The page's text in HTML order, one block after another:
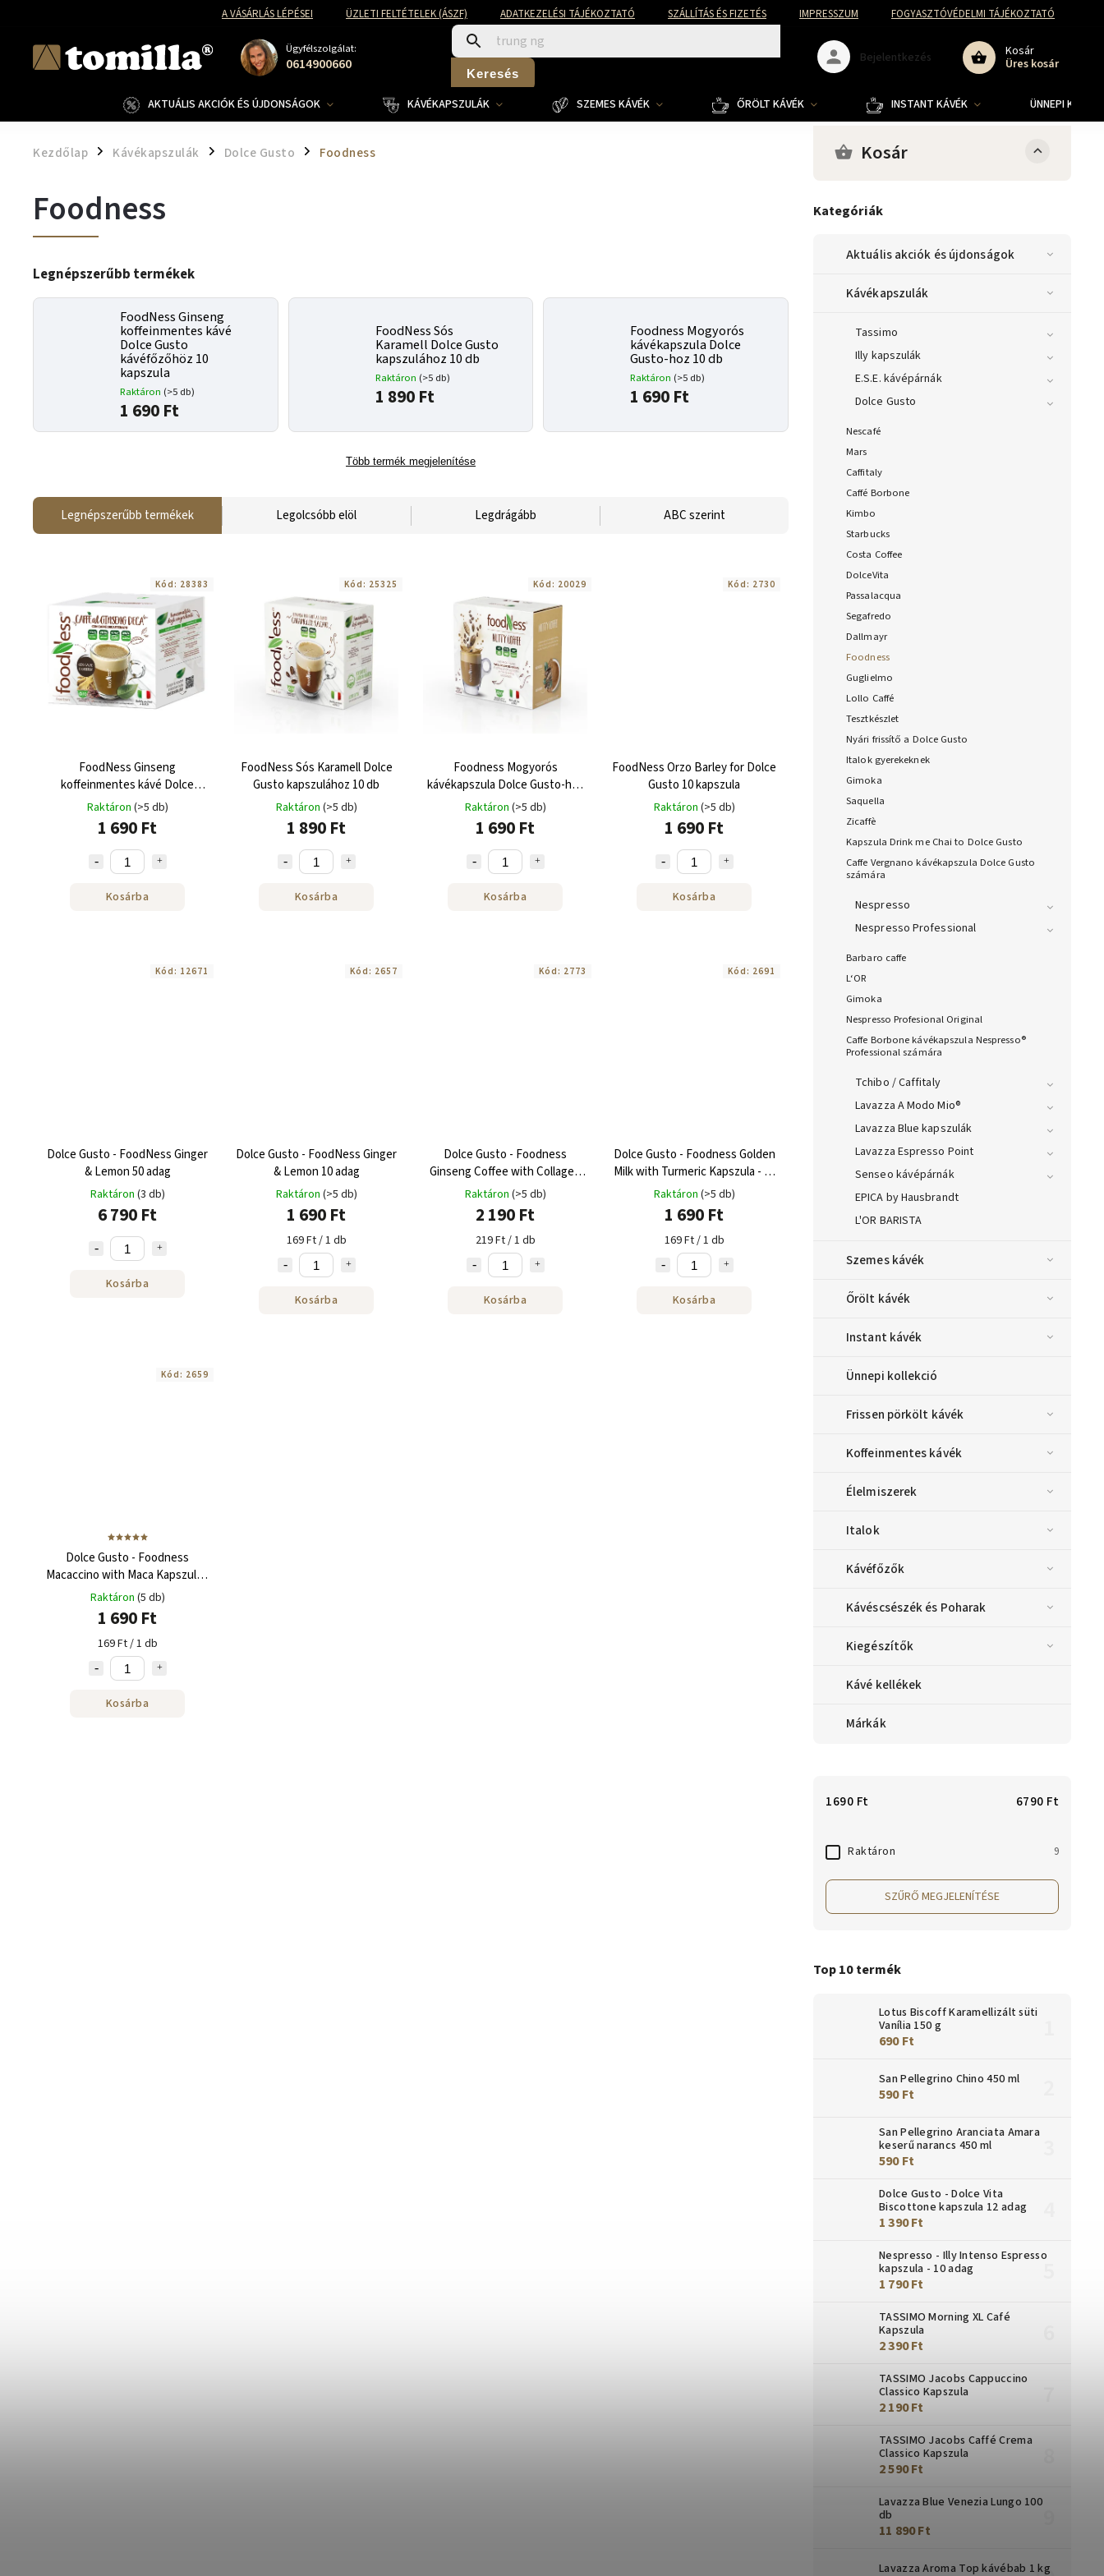
A VÁSÁRLÁS LÉPÉSEI ÜZLETI FELTÉTELEK (ÁSZF) ADATKEZELÉSI TÁJÉKOZTATÓ SZÁLLÍTÁS ÉS FIZETÉS IMPRESSZUM FOGYASZTÓVÉDELMI TÁJÉKOZTATÓ
Ügyfélszolgálat:
0614900660 Keresés
Kosár
Üres kosár
Bejelentkezés
AKTUÁLIS AKCIÓK ÉS ÚJDONSÁGOK KÁVÉKAPSZULÁK SZEMES KÁVÉK ŐRÖLT KÁVÉK INSTANT KÁVÉK ÜNNEPI
Kezdőlap / Kávékapszulák / Dolce Gusto / Foodness Kosár
Kategóriák
Aktuális akciók és újdonságok
Kávékapszulák
Tassimo
Illy kapszulák
E.S.E. kávépárnák
Dolce Gusto
Nescafé
Mars
Caffitaly
Caffé Borbone
Kimbo
Starbucks
Costa Coffee
DolceVita
Passalacqua
Segafredo
Dallmayr
Foodness
Guglielmo
Lollo Caffé
Tesztkészlet
Nyári frissítő a Dolce Gusto
Italok gyerekeknek
Gimoka
Saquella
Zicaffè
Kapszula Drink me Chai to Dolce Gusto
Caffe Vergnano kávékapszula Dolce Gusto
számára
Nespresso
Nespresso Professional
Barbaro caffe
L‘OR
Gimoka
Nespresso Profesional Original
Caffe Borbone kávékapszula Nespresso®
Professional számára
Tchibo / Caffitaly
Lavazza A Modo Mio®
Lavazza Blue kapszulák
Lavazza Espresso Point
Senseo kávépárnák
EPICA by Hausbrandt
L'OR BARISTA
Szemes kávék
Őrölt kávék
Instant kávék
Ünnepi kollekció
Frissen pörkölt kávék
Koffeinmentes kávék
Élelmiszerek
Italok
Kávéfőzők
Kávéscsészék és Poharak
Kiegészítők
Kávé kellékek
Márkák
1690 Ft 6790 Ft
Raktáron 9
SZŰRŐ MEGJELENÍTÉSE
Top 10 termék
Lotus Biscoff Karamellizált süti
Vanília 150 g
690 Ft
San Pellegrino Chino 450 ml
590 Ft
San Pellegrino Aranciata Amara
keserű narancs 450 ml
590 Ft
Dolce Gusto - Dolce Vita
Biscottone kapszula 12 adag
1 390 Ft
Nespresso - Illy Intenso Espresso
kapszula - 10 adag
1 790 Ft
TASSIMO Morning XL Café
Kapszula
2 390 Ft
TASSIMO Jacobs Cappuccino
Classico Kapszula
2 190 Ft
TASSIMO Jacobs Caffé Crema
Classico Kapszula
2 590 Ft
Lavazza Blue Venezia Lungo 100
db
11 890 Ft
Lavazza Aroma Top kávébab 1 kg
Foodness
Legnépszerűbb termékek
FoodNess Ginseng
koffeinmentes kávé
Dolce Gusto
kávéfőzőhöz 10
kapszula
Raktáron (>5 db)
1 690 Ft
FoodNess Sós
Karamell Dolce Gusto
kapszulához 10 db
Raktáron (>5 db)
1 890 Ft
Foodness Mogyorós
kávékapszula Dolce
Gusto-hoz 10 db
Raktáron (>5 db)
1 690 Ft
Több termék megjelenítése
Legnépszerűbb termékek Legolcsóbb elöl Legdrágább ABC szerint
FoodNess Ginseng
koffeinmentes kávé Dolce
Gusto kávéfőzőhöz 10 kapszula
Raktáron (>5 db)
1 690 Ft
Kosárba
Kód: 28383
FoodNess Sós Karamell Dolce
Gusto kapszulához 10 db
Raktáron (>5 db)
1 890 Ft
Kosárba
Kód: 25325
Foodness Mogyorós
kávékapszula Dolce Gusto-hoz
10 db
Raktáron (>5 db)
1 690 Ft
Kosárba
Kód: 20029
FoodNess Orzo Barley for Dolce
Gusto 10 kapszula
Raktáron (>5 db)
1 690 Ft
Kosárba
Kód: 2730
Dolce Gusto - FoodNess Ginger
& Lemon 50 adag
Raktáron (3 db)
6 790 Ft
Kosárba
Kód: 12671
Dolce Gusto - FoodNess Ginger
& Lemon 10 adag
Raktáron (>5 db)
1 690 Ft
169 Ft / 1 db
Kosárba
Kód: 2657
Dolce Gusto - Foodness
Ginseng Coffee with Collagen
Kapszula - 10 adag
Raktáron (>5 db)
2 190 Ft
219 Ft / 1 db
Kosárba
Kód: 2773
Dolce Gusto - Foodness Golden
Milk with Turmeric Kapszula - 10
adag
Raktáron (>5 db)
1 690 Ft
169 Ft / 1 db
Kosárba
Kód: 2691
Dolce Gusto - Foodness
Macaccino with Maca Kapszula -
10 adag
Raktáron (5 db)
1 690 Ft
169 Ft / 1 db
Kosárba
Kód: 2659